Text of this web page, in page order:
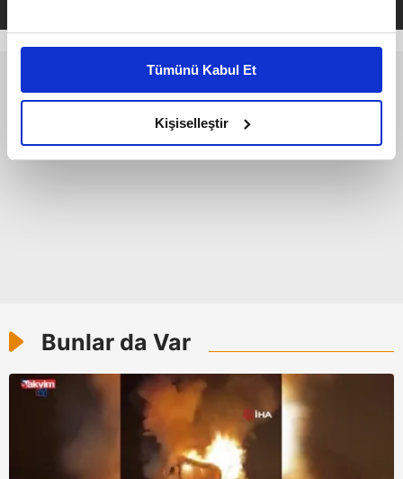
Bu çerezlere izin vermeniz halinde sizlere özel
daha iyi reklam deneyimi yaşatabiliriz. Bunu yaparken
amacımızın size daha iyi bir reklam deneyimi sunmak
olduğunu ve sizlere en iyi içerikleri sunabilmek adına
elimizden gelen çabayı gösterdiğimizi ve bu noktada,
reklamların maliyetlerimizi karşılamak noktasında tek gelir
Sitemizde kendimize ve üçüncü kişilere ait çerezler
verileriniz işlenmekte olup gerekli olan çerezler bilgi
toplumu hizmetlerinin sunulması amacıyla
kullanılmaktadır. Diğer çerezler, sitemizin daha işlevsel
kılınması ve kişiselleştirilmesi ve sizlere yönelik
reklam/pazarlama faaliyetlerinin yapılması, amaçlarıyla
Tümünü Kabul Et
Kişiselleştir
Bunlar da Var